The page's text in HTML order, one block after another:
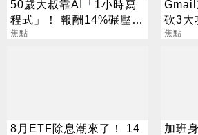
50歲大叔靠AI「1小時寫
程式」！ 報酬14%碾壓標
普 直接辭職去炒股
焦點
砍3大
好康
焦點
8月ETF除息潮來了！ 14
加班